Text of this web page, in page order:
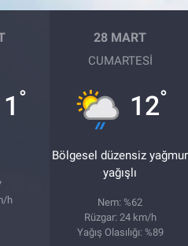
°
h
28 MART
CUMARTESI
12°
Bölgesel düzensiz yağmur
yağışlı
Nem: %62
Rüzgar: 24 km/h
Yağış Olasılığı: %89